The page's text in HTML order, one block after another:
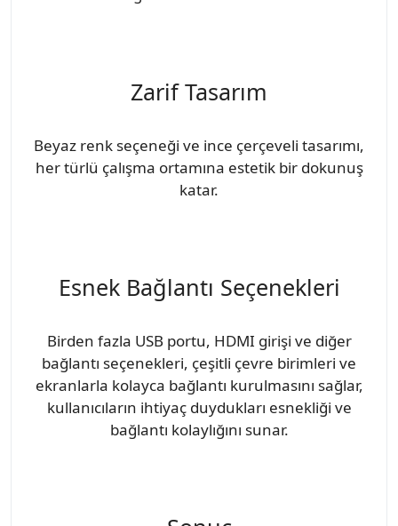
Zarif Tasarım
Beyaz renk seçeneği ve ince çerçeveli tasarımı,
her türlü çalışma ortamına estetik bir dokunuş
katar.
Esnek Bağlantı Seçenekleri
Birden fazla USB portu, HDMI girişi ve diğer
bağlantı seçenekleri, çeşitli çevre birimleri ve
ekranlarla kolayca bağlantı kurulmasını sağlar,
kullanıcıların ihtiyaç duydukları esnekliği ve
bağlantı kolaylığını sunar.